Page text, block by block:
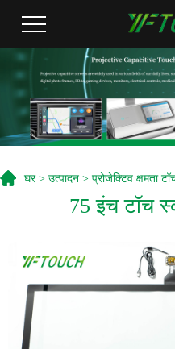
घर> उत्पादन > प्रोजेक्टिव क्षमता
75 इंच टॉच